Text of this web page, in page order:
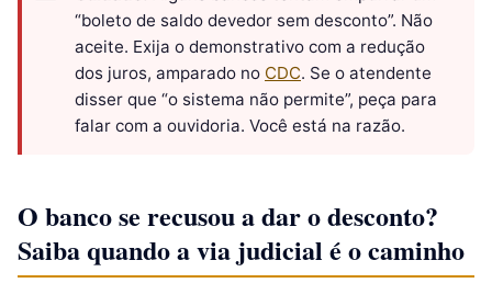
“boleto de saldo devedor sem desconto”. Não
aceite. Exija o demonstrativo com a redução
dos juros, amparado no CDC. Se o atendente
disser que “o sistema não permite”, peça para
falar com a ouvidoria. Você está na razão.
O banco se recusou a dar o desconto?
Saiba quando a via judicial é o caminho